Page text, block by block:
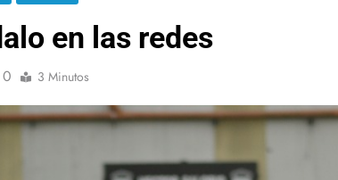
en las redes
0 3 Minutos